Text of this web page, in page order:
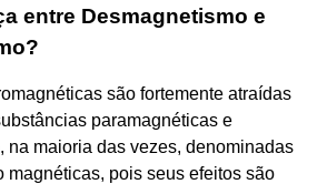
entre Desmagnetismo e
são fortemente atraídas
paramagnéticas e
na maioria das vezes, denominadas
magnéticas, pois seus efeitos são